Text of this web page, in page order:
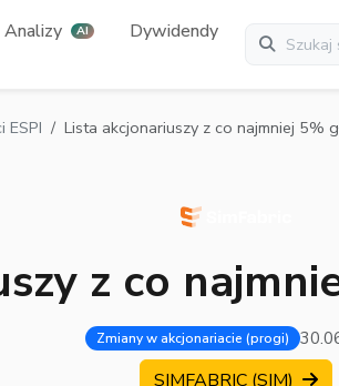
AI Dywidendy
ESPI Lista akcjonariuszy z co najmniej 5%
z co
Zmiany w akcjonariacie (progi)
SIMFABRIC (SIM)